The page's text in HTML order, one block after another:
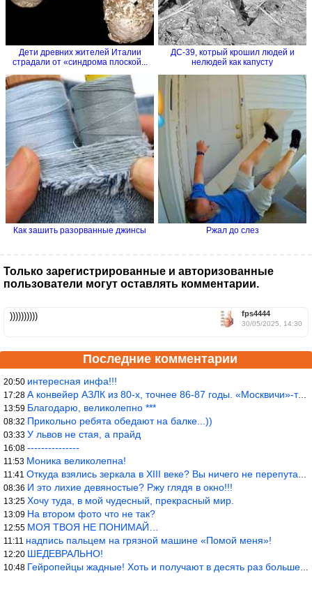
Дети древних жителей Италии
страдали от «синдрома плоской...
ДС-39, котрый крошил людей и
нелюдей как капусту
Как зашить разорванные джинсы Ржал до слез
Только зарегистрированные и авторизованные
пользователи могут оставлять комментарии.
fps4444
30/05/2025, 14:30
))))))))))
Последние комментарии
20:50 интересная инфа!!!
17:28 А конвейер АЗЛК из 80-х, точнее 86-87 годы. «Москвичи»-то из пер
13:59 Благодарю, великолепно ***
08:32 Прикольно ребята обедают на балке...))
03:33 У львов не стая, а прайд
16:08 ---------------
11:53 Моника великолепна!
11:41 Откуда взялись зеркала в XIII веке? Вы ничего не перепутали?
08:36 И это лихие девяностые? Ржу глядя в окно!!!
13:25 Хочу туда, в мой чудесный, прекрасный мир.
13:09 На втором фото что не так?
12:55 МОЯ ТВОЯ НЕ ПОНИМАЙ…
11:11 надпись пальцем на грязной машине «Помой меня»!
12:20 ШЕДЕВРАЛЬНО!
10:48 Гейропейцы жадные! Хоть и получают в десять раз больше жителей б